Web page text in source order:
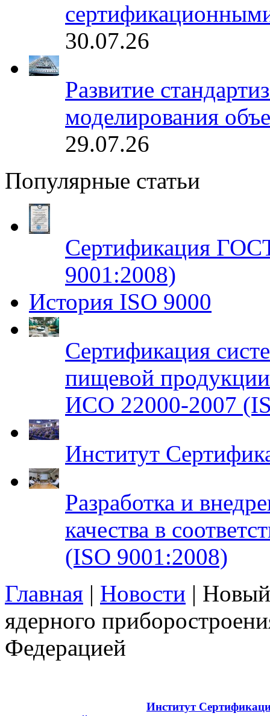
30.07.26
Развитие
моделирования
29.07.26
Популярные статьи
Сертификация
9001:2008)
История ISO 9000
Сертификация
пищевой
ИСО 22000-2007
Институт
Разработка и
качества в
(ISO 9001:2008)
Главная | Новости |
ядерного
Федерацией
Институт